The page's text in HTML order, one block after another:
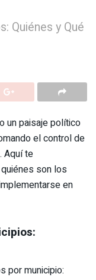
Quiénes y Qué
un paisaje político
el control de
Aquí te
son los
en
por municipio: